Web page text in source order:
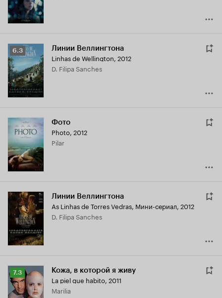
Рейтинг
Кинопоиска
6.3
6.3 Линии Веллингтона
Linhas de Wellington, 2012
D. Filipa Sanches
Фото
Photo, 2012
Pilar
Линии Веллингтона
As Linhas de Torres Vedras, Мини-сериал, 2012
D. Filipa Sanches
Рейтинг
Кинопоиска
7.3
7.3 Кожа, в которой я живу
La piel que habito, 2011
Marilia